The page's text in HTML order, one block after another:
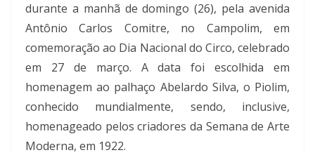
durante a manhã de domingo (26), pela avenida
Antônio Carlos Comitre, no Campolim, em
comemoração ao Dia Nacional do Circo, celebrado
em 27 de março. A data foi escolhida em
homenagem ao palhaço Abelardo Silva, o Piolim,
conhecido mundialmente, sendo, inclusive,
homenageado pelos criadores da Semana de Arte
Moderna, em 1922.